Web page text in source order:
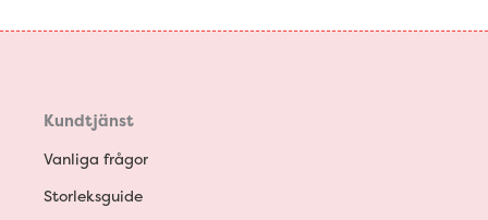
Kundtjänst
Vanliga frågor
Storleksguide